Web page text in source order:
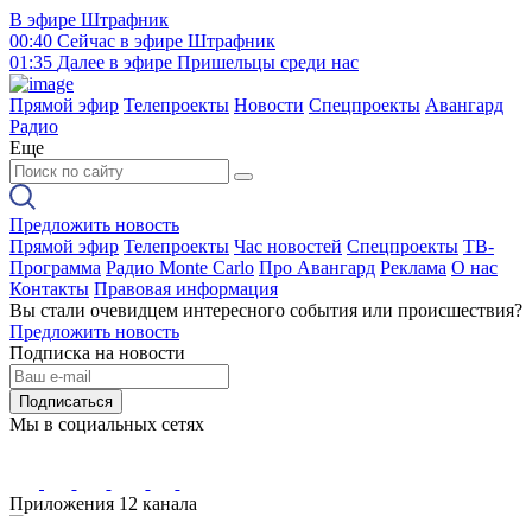
В эфире Штрафник
00:40 Сейчас в эфире Штрафник
01:35 Далее в эфире Пришельцы среди нас
Прямой эфир Телепроекты Новости Спецпроекты Авангард
Радио
Еще
Предложить новость
Прямой эфир Телепроекты Час новостей Спецпроекты ТВ-
Программа Радио Monte Carlo Про Авангард Реклама О нас
Контакты Правовая информация
Вы стали очевидцем интересного события или происшествия?
Предложить новость
Подписка на новости
Подписаться
Мы в социальных сетях
Приложения 12 канала